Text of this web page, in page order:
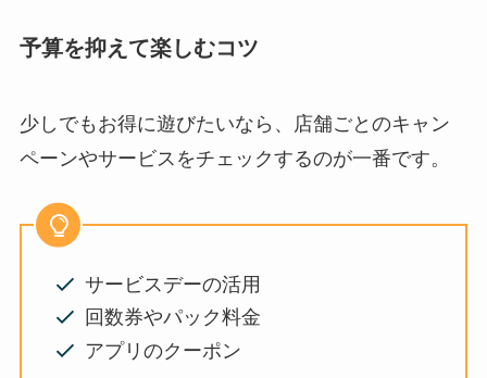
予算を抑えて楽しむコツ
少しでもお得に遊びたいなら、店舗ごとのキャン
ペーンやサービスをチェックするのが一番です。
サービスデーの活用
回数券やパック料金
アプリのクーポン